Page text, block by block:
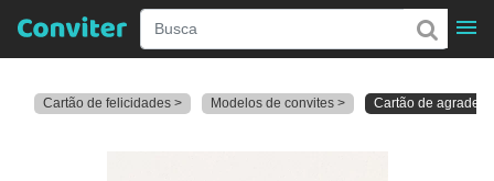
Cartão de felicidades > Modelos de convites > Cartão de